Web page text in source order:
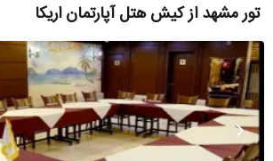
تور مشهد از کیش هتل آپارتمان اریکا